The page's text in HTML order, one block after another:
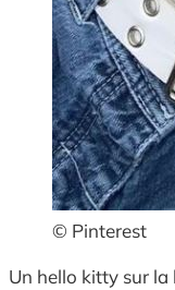
© Pinterest
Un hello kitty sur la